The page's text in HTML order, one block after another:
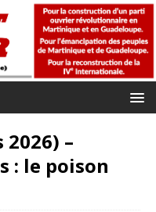
2026) –
: le poison